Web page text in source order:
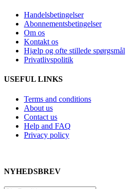
Handelsbetingelser
Abonnementsbetingelser
Om os
Kontakt os
Hjælp og ofte stillede spørgsmål
Privatlivspolitik
USEFUL LINKS
Terms and conditions
About us
Contact us
Help and FAQ
Privacy policy
NYHEDSBREV